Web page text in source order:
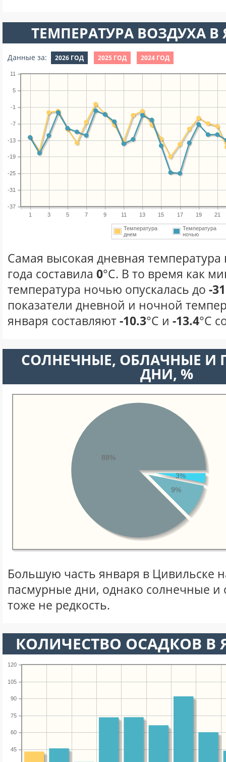
ТЕМПЕРАТУРА ВОЗДУХА В
Данные за: 2026 ГОД 2025 ГОД 2024 ГОД
1 3 5 7 9 11 13 15 17 19 21
-37
-31
-25
-19
-13
-7
-1
5
11
Температура
днем
Температура
ночью
Самая высокая дневная температура
года составила 0°С. В то время как
температура ночью опускалась до -31
показатели дневной и ночной
января составляют-10.3°С и -13.4°С
CОЛНЕЧНЫЕ, ОБЛАЧНЫЕ И
ДНИ, %
3%
9%
88%
Большую часть января в Цивильске
пасмурные дни, однако солнечные
тоже не редкость.
КОЛИЧЕСТВО ОСАДКОВ В
45
60
75
90
105
120